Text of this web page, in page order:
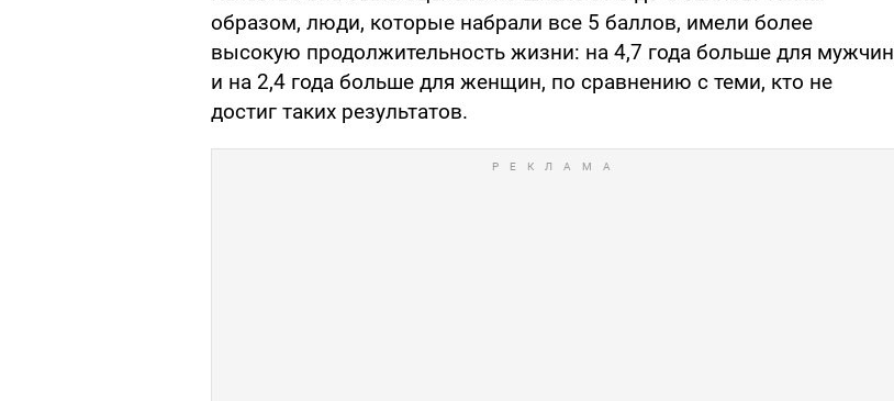
образом, люди, которые набрали все 5 баллов, имели более
высокую продолжительность жизни: на 4,7 года больше для мужчин
и на 2,4 года больше для женщин, по сравнению с теми, кто не
достиг таких результатов.